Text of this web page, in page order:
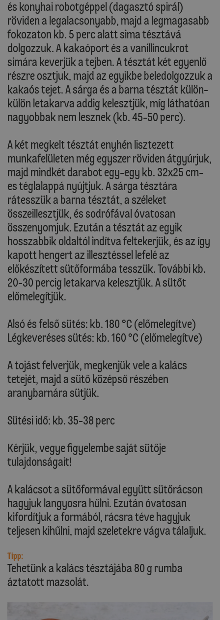
és konyhai robotgéppel (dagasztó spirál)
röviden a legalacsonyabb, majd a legmagasabb
fokozaton kb. 5 perc alatt sima tésztává
dolgozzuk. A kakaóport és a vanillincukrot
simára keverjük a tejben. A tésztát két egyenlő
részre osztjuk, majd az egyikbe beledolgozzuk a
kakaós tejet. A sárga és a barna tésztát külön-
külön letakarva addig kelesztjük, míg láthatóan
nagyobbak nem lesznek (kb. 45-50 perc).
A két megkelt tésztát enyhén lisztezett
munkafelületen még egyszer röviden átgyúrjuk,
majd mindkét darabot egy-egy kb. 32x25 cm-
es téglalappá nyújtjuk. A sárga tésztára
rátesszük a barna tésztát, a széleket
összeillesztjük, és sodrófával óvatosan
összenyomjuk. Ezután a tésztát az egyik
hosszabbik oldaltól indítva feltekerjük, és az így
kapott hengert az illesztéssel lefelé az
előkészített sütőformába tesszük. További kb.
20-30 percig letakarva kelesztjük. A sütőt
előmelegítjük.
Alsó és felső sütés: kb. 180 °C (előmelegítve)
Légkeveréses sütés: kb. 160 °C (előmelegítve)
A tojást felverjük, megkenjük vele a kalács
tetejét, majd a sütő középső részében
aranybarnára sütjük.
Sütési idő: kb. 35-38 perc
Kérjük, vegye figyelembe saját sütője
tulajdonságait!
A kalácsot a sütőformával együtt sütőrácson
hagyjuk langyosra hűlni. Ezután óvatosan
kifordítjuk a formából, rácsra téve hagyjuk
teljesen kihűlni, majd szeletekre vágva tálaljuk.
Tipp:
Tehetünk a kalács tésztájába 80 g rumba
áztatott mazsolát.